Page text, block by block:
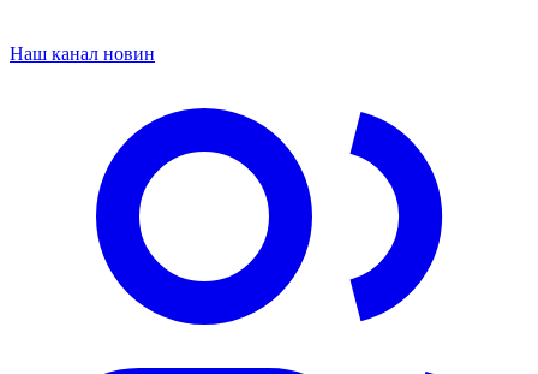
Наш канал новин